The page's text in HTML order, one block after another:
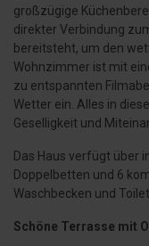
großzügige
direkter Verbindung
bereitsteht, um den
Wohnzimmer ist mit
zu entspannten
Wetter ein. Alles in
Geselligkeit und
Das Haus verfügt über
Doppelbetten und 6
Waschbecken und
Schöne Terrasse mit